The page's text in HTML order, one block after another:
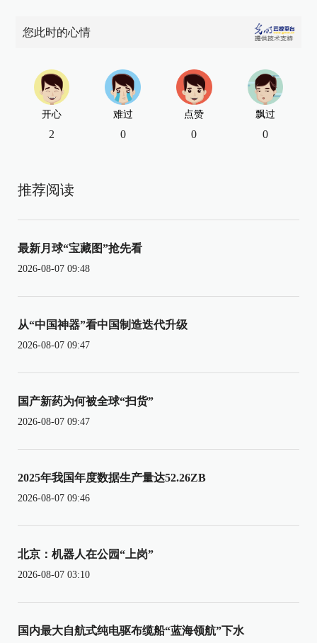
您此时的心情
开心
2
难过
0
点赞
0
飘过
0
推荐阅读
最新月球“宝藏图”抢先看
2026-08-07 09:48
从“中国神器”看中国制造迭代升级
2026-08-07 09:47
国产新药为何被全球“扫货”
2026-08-07 09:47
2025年我国年度数据生产量达52.26ZB
2026-08-07 09:46
北京：机器人在公园“上岗”
2026-08-07 03:10
国内最大自航式纯电驱布缆船“蓝海领航”下水